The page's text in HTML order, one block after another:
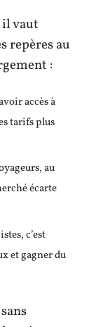
il vaut
repères au
:
accès à
tarifs plus
au
écarte
c’est
et gagner du